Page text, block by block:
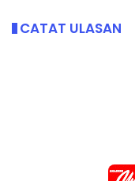
CATAT ULASAN